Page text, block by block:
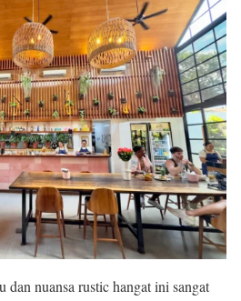
dan nuansa rustic hangat ini sangat